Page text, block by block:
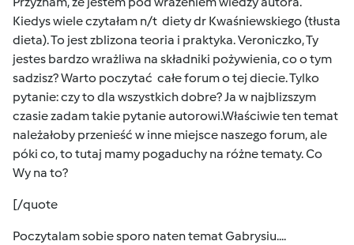
Kiedys wiele czytałam n/t diety dr Kwaśniewskiego (tłusta
dieta). To jest zblizona teoria i praktyka. Veroniczko, Ty
jestes bardzo wrażliwa na składniki pożywienia, co o tym
sadzisz? Warto poczytać całe forum o tej diecie. Tylko
pytanie: czy to dla wszystkich dobre? Ja w najblizszym
czasie zadam takie pytanie autorowi.Właściwie ten temat
należałoby przenieść w inne miejsce naszego forum, ale
póki co, to tutaj mamy pogaduchy na różne tematy. Co
Wy na to?
[/quote
Poczytalam sobie sporo naten temat Gabrysiu....